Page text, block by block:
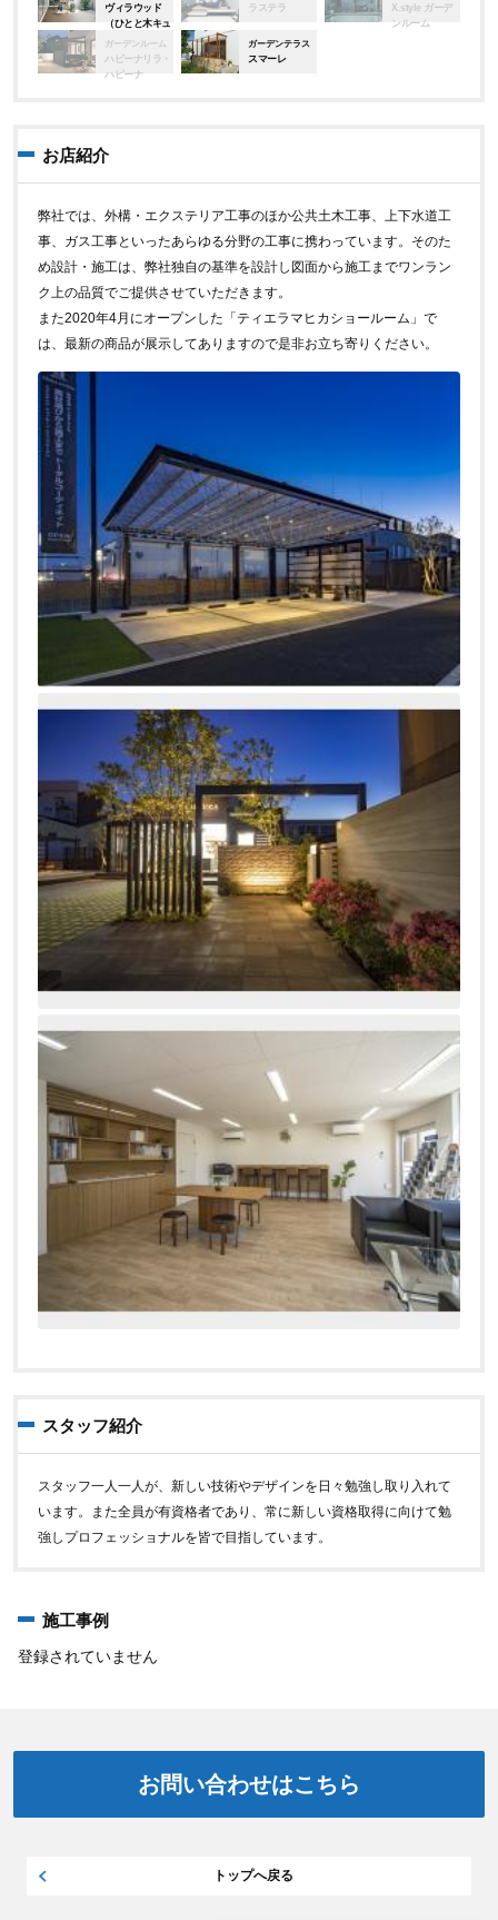
ヴィラウッド
（ひとと木キュ
アーズ）
ラステラ
X.style ガーデ
ンルーム
ガーデンルーム
ハピーナリラ・
ハピーナ
ガーデンテラス
スマーレ
お店紹介
弊社では、外構・エクステリア工事のほか公共土木工事、上下水道工
事、ガス工事といったあらゆる分野の工事に携わっています。そのた
め設計・施工は、弊社独自の基準を設計し図面から施工までワンラン
ク上の品質でご提供させていただきます。
また2020年4月にオープンした「ティエラマヒカショールーム」で
は、最新の商品が展示してありますので是非お立ち寄りください。
スタッフ紹介
スタッフ一人一人が、新しい技術やデザインを日々勉強し取り入れて
います。また全員が有資格者であり、常に新しい資格取得に向けて勉
強しプロフェッショナルを皆で目指しています。
施工事例
登録されていません
お問い合わせはこちら
トップへ戻る